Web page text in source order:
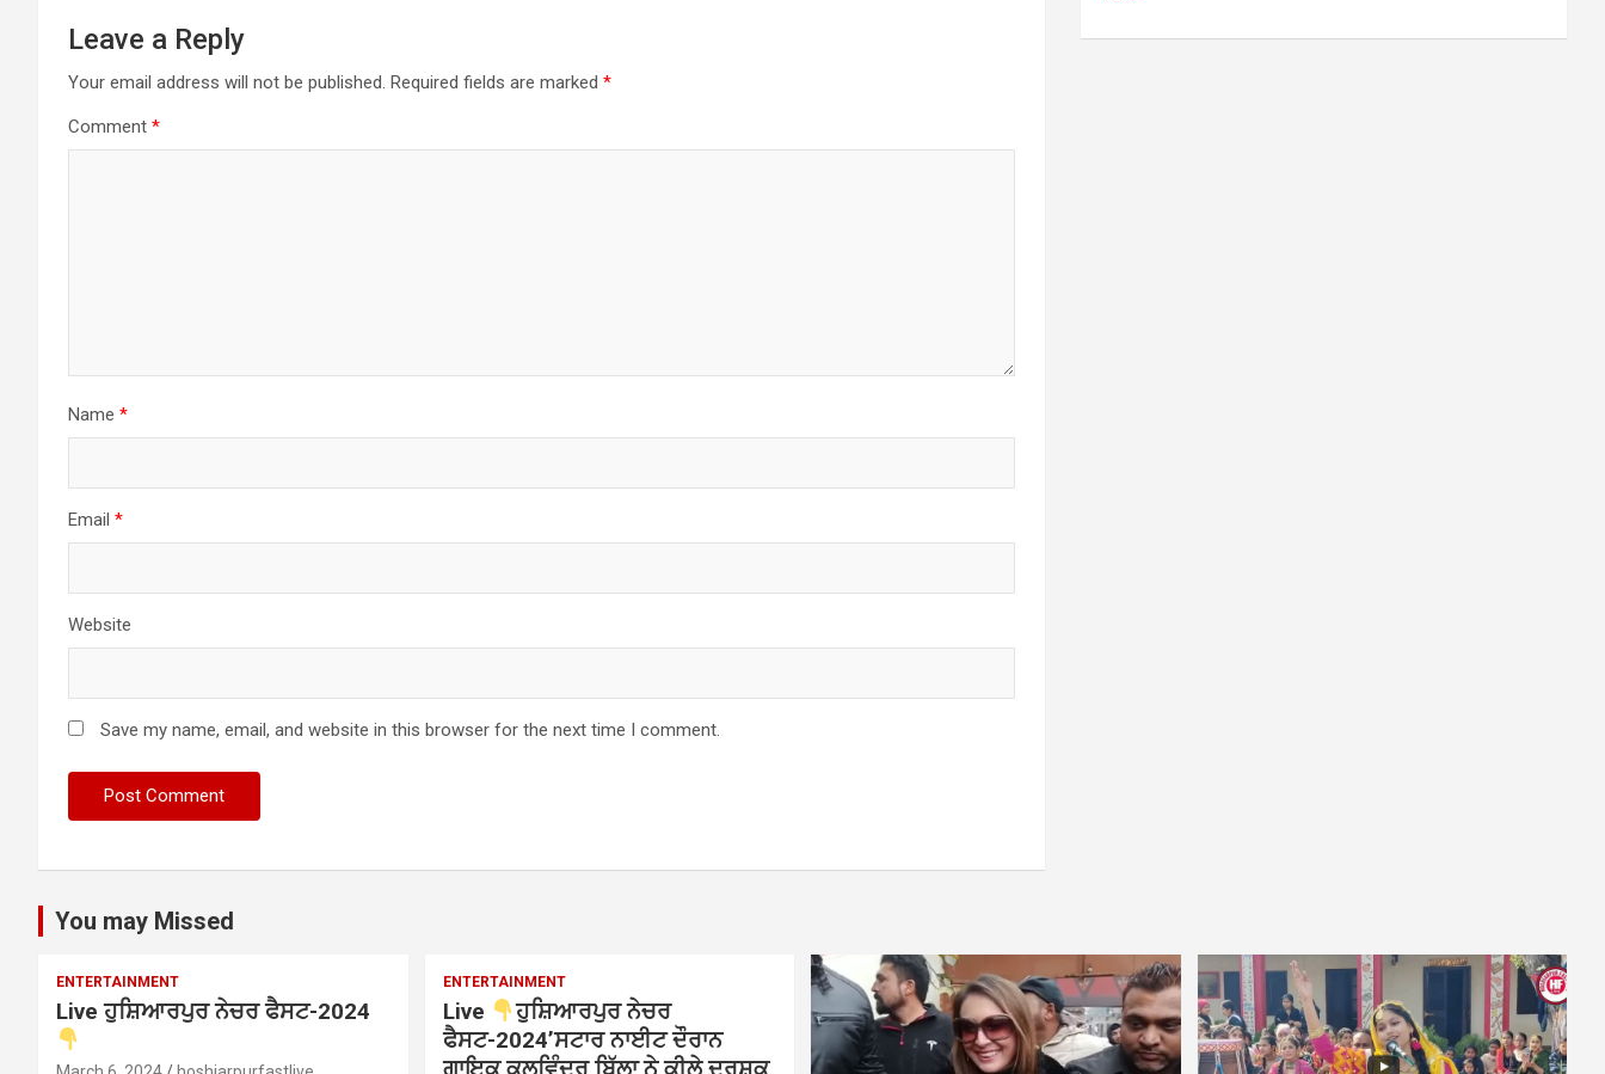
Leave a Reply
Your email address will not be published. Required fields are marked *
Comment *
Name *
Email *
Website
Save my name, email, and website in this browser for the next time I comment.
You may Missed
ENTERTAINMENT
Live ਹੁਸ਼ਿਆਰਪੁਰ ਨੇਚਰ ਫੈਸਟ-2024
ENTERTAINMENT
Live
ਹੁਸ਼ਿਆਰਪੁਰ ਨੇਚਰ
ਫੈਸਟ-2024’ਸਟਾਰ ਨਾਈਟ ਦੌਰਾਨ